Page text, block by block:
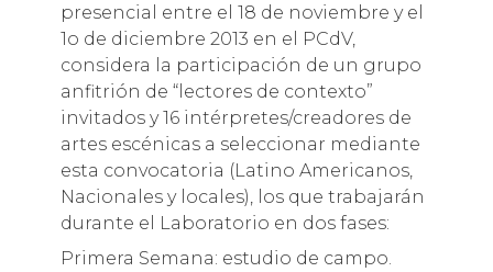
presencial entre el 18 de noviembre y el
1o de diciembre 2013 en el PCdV,
considera la participación de un grupo
anfitrión de “lectores de contexto”
invitados y 16 intérpretes/creadores de
artes escénicas a seleccionar mediante
esta convocatoria (Latino Americanos,
Nacionales y locales), los que trabajarán
durante el Laboratorio en dos fases:
Primera Semana: estudio de campo.